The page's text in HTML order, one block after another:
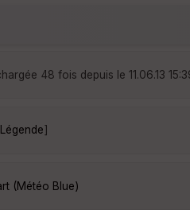
48 fois depuis le 11.06.13
Légende]
(Météo Blue)